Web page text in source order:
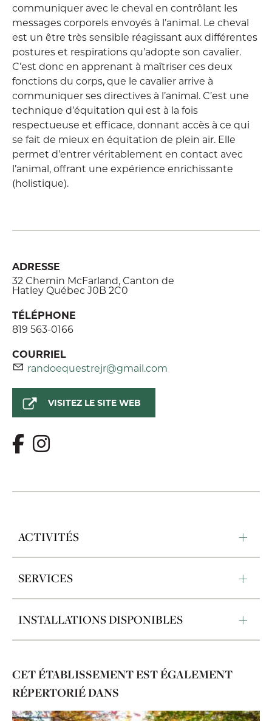
communiquer avec le cheval en contrôlant les
messages corporels envoyés à l’animal. Le cheval
est un être très sensible réagissant aux différentes
postures et respirations qu’adopte son cavalier.
C’est donc en apprenant à maîtriser ces deux
fonctions du corps, que le cavalier arrive à
communiquer ses directives à l’animal. C’est une
technique d’équitation qui est à la fois
respectueuse et efficace, donnant accès à ce qui
se fait de mieux en équitation de plein air. Elle
permet d’entrer véritablement en contact avec
l’animal, offrant une expérience enrichissante
(holistique).
ADRESSE
32 Chemin McFarland, Canton de
Hatley Québec J0B 2C0
TÉLÉPHONE
819 563-0166
COURRIEL
randoequestrejr@gmail.com
VISITEZ LE SITE WEB
ACTIVITÉS
SERVICES
INSTALLATIONS DISPONIBLES
CET ÉTABLISSEMENT EST ÉGALEMENT
RÉPERTORIÉ DANS